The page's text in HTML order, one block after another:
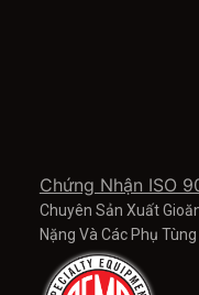
Chứng Nhận ISO
Chuyên Sản Xuất
Nặng Và Các Phụ Tùng